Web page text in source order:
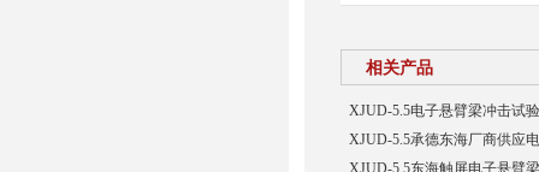
相关产品
XJUD-5.5电子悬臂梁冲击试
XJUD-5.5承德东海厂商供应
XJUD-5.5东海触屏电子悬臂